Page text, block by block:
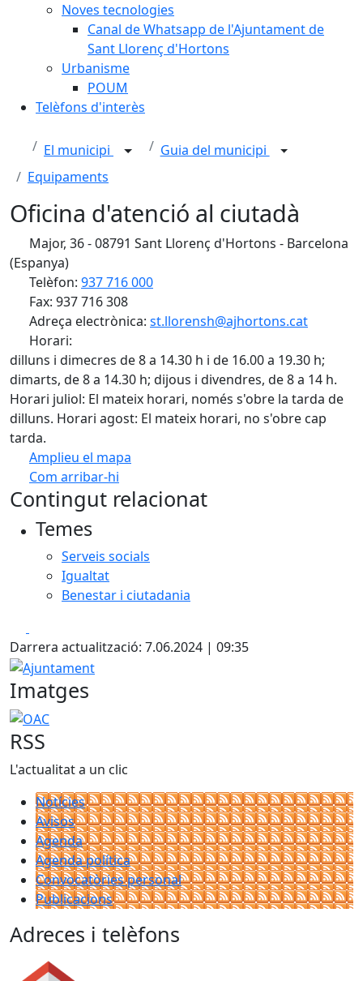
Noves tecnologies
Canal de Whatsapp de l'Ajuntament de
Sant Llorenç d'Hortons
Urbanisme
POUM
Telèfons d'interès
El municipi
Guia del municipi
Equipaments
Oficina d'atenció al ciutadà
Major, 36 - 08791 Sant Llorenç d'Hortons - Barcelona
(Espanya)
Telèfon: 937 716 000
Fax: 937 716 308
Adreça electrònica: st.llorensh@ajhortons.cat
Horari:
dilluns i dimecres de 8 a 14.30 h i de 16.00 a 19.30 h;
dimarts, de 8 a 14.30 h; dijous i divendres, de 8 a 14 h.
Horari juliol: El mateix horari, només s'obre la tarda de
dilluns. Horari agost: El mateix horari, no s'obre cap
tarda.
Amplieu el mapa
Com arribar-hi
+
Contingut relacionat
Temes
Serveis socials
Igualtat
Benestar i ciutadania
Darrera actualització: 7.06.2024 | 09:35
Ajuntament
Imatges
OAC
RSS
L'actualitat a un clic
Notícies
Avisos
Agenda
Agenda política
Convocatòries personal
Publicacions
Adreces i telèfons